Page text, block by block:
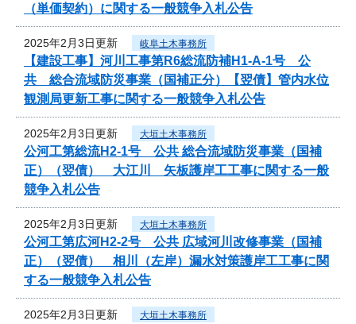
（単価契約）に関する一般競争入札公告
2025年2月3日更新 岐阜土木事務所
【建設工事】河川工事第R6総流防補H1-A-1号 公
共 総合流域防災事業（国補正分）【翌債】管内水位
観測局更新工事に関する一般競争入札公告
2025年2月3日更新 大垣土木事務所
公河工第総流H2-1号 公共 総合流域防災事業（国補
正）（翌債） 大江川 矢板護岸工工事に関する一般
競争入札公告
2025年2月3日更新 大垣土木事務所
公河工第広河H2-2号 公共 広域河川改修事業（国補
正）（翌債） 相川（左岸）漏水対策護岸工工事に関
する一般競争入札公告
2025年2月3日更新 大垣土木事務所